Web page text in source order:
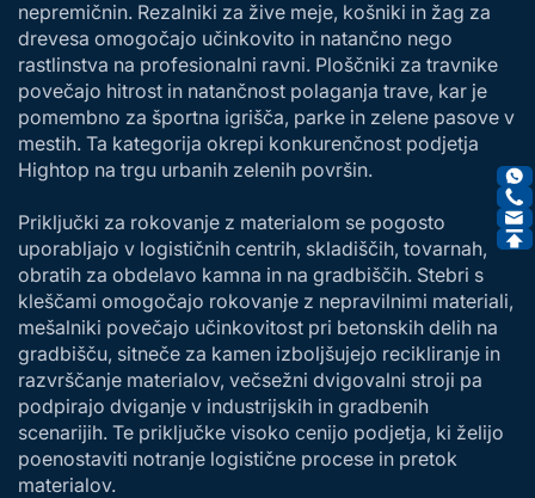
nepremičnin. Rezalniki za žive meje, košniki in žag za
drevesa omogočajo učinkovito in natančno nego
rastlinstva na profesionalni ravni. Ploščniki za travnike
povečajo hitrost in natančnost polaganja trave, kar je
pomembno za športna igrišča, parke in zelene pasove v
mestih. Ta kategorija okrepi konkurenčnost podjetja
Hightop na trgu urbanih zelenih površin.
Priključki za rokovanje z materialom se pogosto
uporabljajo v logističnih centrih, skladiščih, tovarnah,
obratih za obdelavo kamna in na gradbiščih. Stebri s
kleščami omogočajo rokovanje z nepravilnimi materiali,
mešalniki povečajo učinkovitost pri betonskih delih na
gradbišču, sitneče za kamen izboljšujejo recikliranje in
razvrščanje materialov, večsežni dvigovalni stroji pa
podpirajo dviganje v industrijskih in gradbenih
scenarijih. Te priključke visoko cenijo podjetja, ki želijo
poenostaviti notranje logistične procese in pretok
materialov.